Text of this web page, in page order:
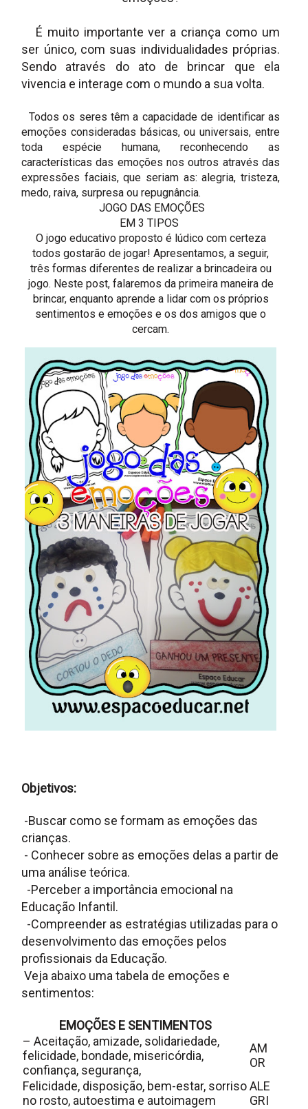
É muito importante ver a criança como um
ser único, com suas individualidades próprias.
Sendo através do ato de brincar que ela
vivencia e interage com o mundo a sua volta.
Todos os seres têm a capacidade de identificar as
emoções consideradas básicas, ou universais, entre
toda espécie humana, reconhecendo as
características das emoções nos outros através das
expressões faciais, que seriam as: alegria, tristeza,
medo, raiva, surpresa ou repugnância.
JOGO DAS EMOÇÕES
EM 3 TIPOS
O jogo educativo proposto é lúdico com certeza
todos gostarão de jogar! Apresentamos, a seguir,
três formas diferentes de realizar a brincadeira ou
jogo. Neste post, falaremos da primeira maneira de
brincar, enquanto aprende a lidar com os próprios
sentimentos e emoções e os dos amigos que o
cercam.
Objetivos:
-Buscar como se formam as emoções das
crianças.
- Conhecer sobre as emoções delas a partir de
uma análise teórica.
-Perceber a importância emocional na
Educação Infantil.
-Compreender as estratégias utilizadas para o
desenvolvimento das emoções pelos
profissionais da Educação.
Veja abaixo uma tabela de emoções e
sentimentos:
EMOÇÕES E SENTIMENTOS
– Aceitação, amizade, solidariedade,
felicidade, bondade, misericórdia,
confiança, segurança,
AM
OR
Felicidade, disposição, bem-estar, sorriso
no rosto, autoestima e autoimagem
ALE
GRI